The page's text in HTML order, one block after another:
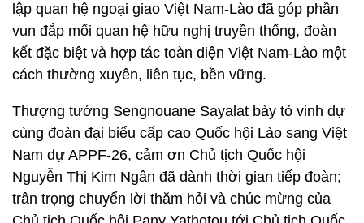
lập quan hệ ngoại giao Việt Nam-Lào đã góp phần
vun đắp mối quan hệ hữu nghị truyền thống, đoàn
kết đặc biệt và hợp tác toàn diện Việt Nam-Lào một
cách thường xuyên, liên tục, bền vững.
Thượng tướng Sengnouane Sayalat bày tỏ vinh dự
cùng đoàn đại biểu cấp cao Quốc hội Lào sang Việt
Nam dự APPF-26, cảm ơn Chủ tịch Quốc hội
Nguyễn Thị Kim Ngân đã dành thời gian tiếp đoàn;
trân trọng chuyển lời thăm hỏi và chúc mừng của